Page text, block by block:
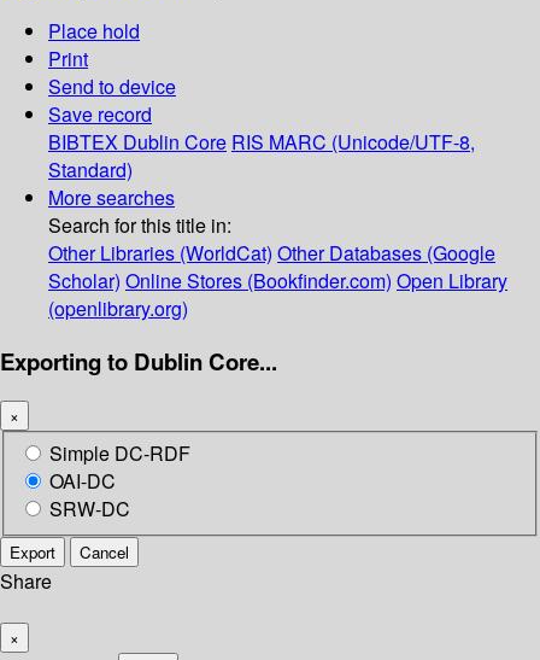
Place hold
Print
Send to device
Save record
BIBTEX Dublin Core RIS MARC (Unicode/UTF-8,
Standard)
More searches
Search for this title in:
Other Libraries (WorldCat) Other Databases (Google
Scholar) Online Stores (Bookfinder.com) Open Library
(openlibrary.org)
Exporting to Dublin Core...
×
Simple DC-RDF
OAI-DC
SRW-DC
Export Cancel
Share
×